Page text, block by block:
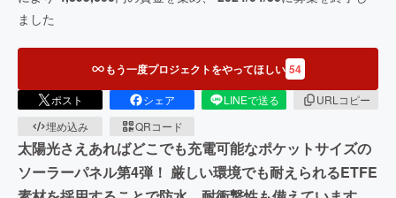
ました
もう一度プロジェクトをやってほしい 54
ポスト シェア LINEで送る
URLコピー
埋め込み
QRコード
太陽光さえあればどこでも充電可能なポケットサイズの
ソーラーパネル第4弾！ 厳しい環境でも耐えられるETFE